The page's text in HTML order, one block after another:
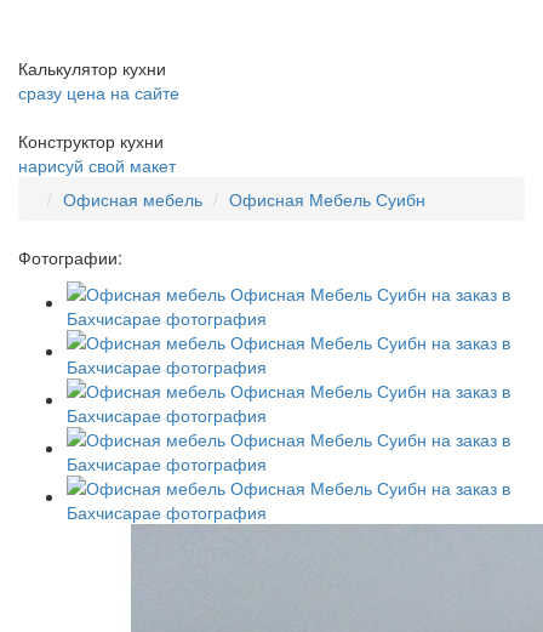
Калькулятор кухни
сразу цена на сайте
Конструктор кухни
нарисуй свой макет
Офисная мебель
Офисная Мебель Суибн
Фотографии: